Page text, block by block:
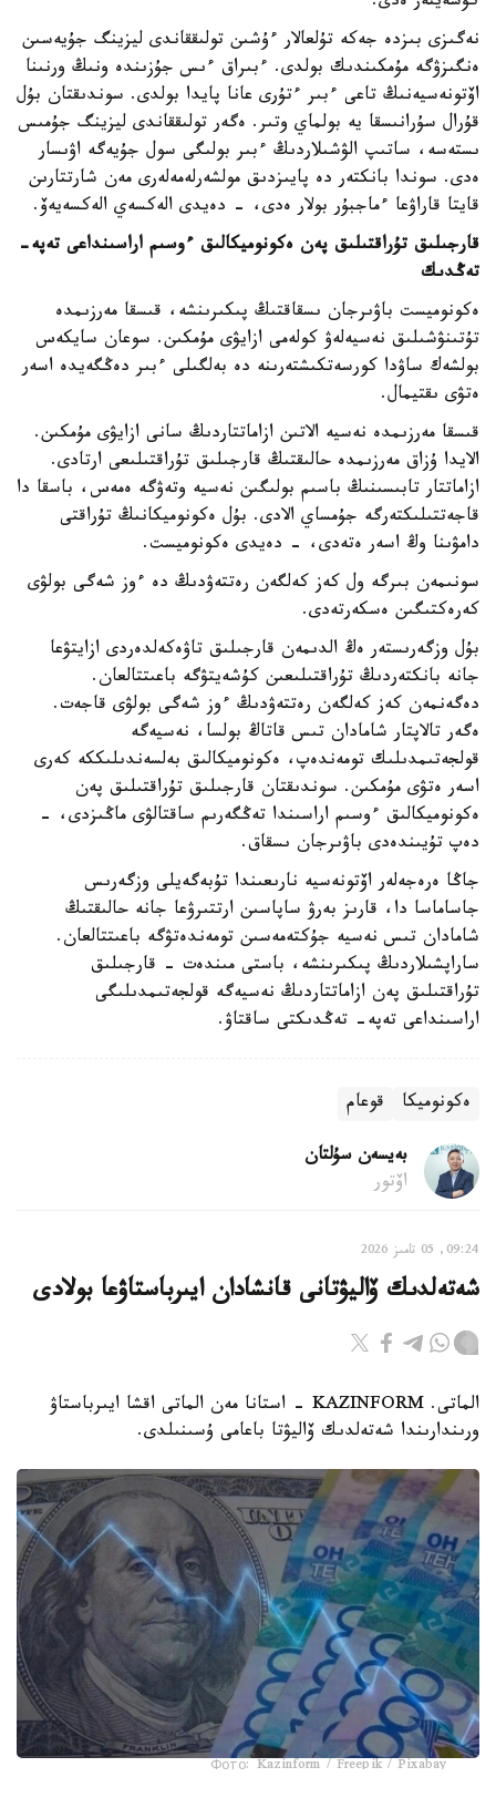
نەگىزى بىزدە جەكە تۇلعالار ءۇشىن تولىققاندى ليزينگ جۇيەسىن
ەنگىزۋگە مۇمكىندىك بولدى. ءبىراق ءىس جۇزىندە ونىڭ ورنىنا
اۆتونەسيەنىڭ تاعى ءبىر ءتۇرى عانا پايدا بولدى. سوندىقتان بۇل
قۇرال سۇرانىسقا يە بولماي وتىر. ەگەر تولىققاندى ليزينگ جۇمىس
ىستەسە، ساتىپ الۋشىلاردىڭ ءبىر بولىگى سول جۇيەگە اۋىسار
ەدى. سوندا بانكتەر دە پايىزدىق مولشەرلەمەلەرى مەن شارتتارىن
قايتا قاراۋعا ءماجبۇر بولار ەدى، - دەيدى الەكسەي الەكسەيەۆ.
قارجىلىق تۇراقتىلىق پەن ەكونوميكالىق ءوسىم اراسىنداعى تەپە-
تەڭدىك
ەكونوميست باۋىرجان ىسقاقتىڭ پىكىرىنشە، قىسقا مەرزىمدە
تۇتىنۋشىلىق نەسيەلەۋ كولەمى ازايۋى مۇمكىن. سوعان سايكەس
بولشەك ساۋدا كورسەتكىشتەرىنە دە بەلگىلى ءبىر دەڭگەيدە اسەر
ەتۋى ىقتيمال.
قىسقا مەرزىمدە نەسيە الاتىن ازاماتتاردىڭ سانى ازايۋى مۇمكىن.
الايدا ۇزاق مەرزىمدە حالىقتىڭ قارجىلىق تۇراقتىلىعى ارتادى.
ازاماتتار تابىسىنىڭ باسىم بولىگىن نەسيە وتەۋگە ەمەس، باسقا دا
قاجەتتىلىكتەرگە جۇمساي الادى. بۇل ەكونوميكانىڭ تۇراقتى
دامۋىنا وڭ اسەر ەتەدى، - دەيدى ەكونوميست.
سونىمەن بىرگە ول كەز كەلگەن رەتتەۋدىڭ دە ءوز شەگى بولۋى
كەرەكتىگىن ەسكەرتەدى.
بۇل وزگەرىستەر ەڭ الدىمەن قارجىلىق تاۋەكەلدەردى ازايتۋعا
جانە بانكتەردىڭ تۇراقتىلىعىن كۇشەيتۋگە باعىتتالعان.
دەگەنمەن كەز كەلگەن رەتتەۋدىڭ ءوز شەگى بولۋى قاجەت.
ەگەر تالاپتار شامادان تىس قاتاڭ بولسا، نەسيەگە
قولجەتىمدىلىك تومەندەپ، ەكونوميكالىق بەلسەندىلىككە كەرى
اسەر ەتۋى مۇمكىن. سوندىقتان قارجىلىق تۇراقتىلىق پەن
ەكونوميكالىق ءوسىم اراسىندا تەڭگەرىم ساقتالۋى ماڭىزدى، -
دەپ تۇيىندەدى باۋىرجان ىسقاق.
جاڭا ەرەجەلەر اۆتونەسيە نارىعىندا تۇبەگەيلى وزگەرىس
جاساماسا دا، قارىز بەرۋ ساپاسىن ارتتىرۋعا جانە حالىقتىڭ
شامادان تىس نەسيە جۇكتەمەسىن تومەندەتۋگە باعىتتالعان.
ساراپشىلاردىڭ پىكىرىنشە، باستى مىندەت - قارجىلىق
تۇراقتىلىق پەن ازاماتتاردىڭ نەسيەگە قولجەتىمدىلىگى
اراسىنداعى تەپە- تەڭدىكتى ساقتاۋ.
ەكونوميكا قوعام
بەيسەن سۇلتان
اۆتور
09:24, 05 تامىز 2026
شەتەلدىك ۆاليۋتانى قانشادان ايىرباستاۋعا بولادى
الماتى. KAZINFORM - استانا مەن الماتى اقشا ايىرباستاۋ
ورىندارىندا شەتەلدىك ۆاليۋتا باعامى ۇسىنىلدى.
Фото: Kazinform / Freepik / Pixabay